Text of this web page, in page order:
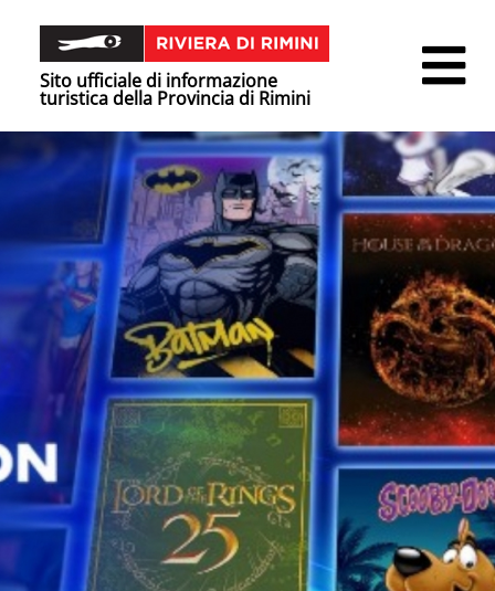
Sito ufficiale di informazione
turistica della Provincia di Rimini